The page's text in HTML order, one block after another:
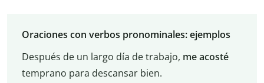
Oraciones con verbos pronominales: ejemplos
Después de un largo día de trabajo, me acosté
temprano para descansar bien.